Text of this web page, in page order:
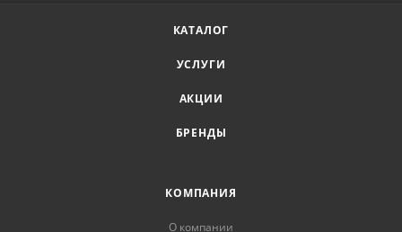
КАТАЛОГ
УСЛУГИ
АКЦИИ
БРЕНДЫ
КОМПАНИЯ
О компании